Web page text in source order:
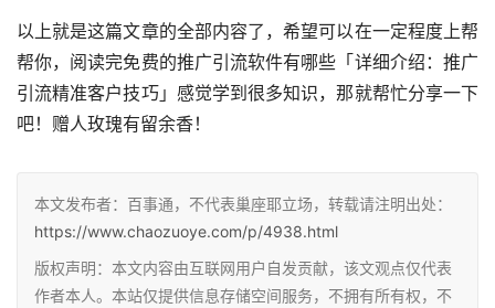
以上就是这篇文章的全部内容了，希望可以在一定程度上帮
帮你，阅读完免费的推广引流软件有哪些「详细介绍：推广
引流精准客户技巧」感觉学到很多知识，那就帮忙分享一下
吧！赠人玫瑰有留余香！
本文发布者：百事通，不代表巢座耶立场，转载请注明出处：
https://www.chaozuoye.com/p/4938.html
版权声明：本文内容由互联网用户自发贡献，该文观点仅代表
作者本人。本站仅提供信息存储空间服务，不拥有所有权，不